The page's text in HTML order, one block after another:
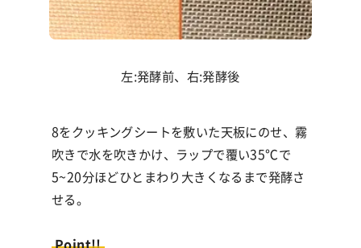
左:発酵前、右:発酵後
8をクッキングシートを敷いた天板にのせ、霧
吹きで水を吹きかけ、ラップで覆い35℃で
5~20分ほどひとまわり大きくなるまで発酵さ
せる。
Point!!